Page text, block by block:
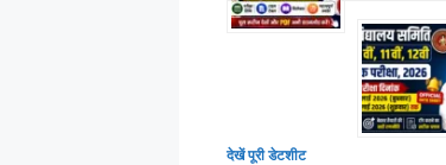
देखें पूरी डेटशीट